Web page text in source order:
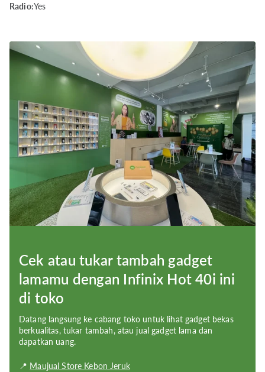
Radio:Yes
Charging: 18W wired
Battery Type:5000 mAh; non-removable
Speaker:
Video:1080p@30fps
Main Camera:Dual: 50 MP (wide) + QVGA
Selfie Camera Definition:8 MP; f/2.0; (wide)
Bluetooth:Bluetooth 5.0
Wi-Fi: Wi-Fi 802.11 a/b/g/n
Chip Options:Unisoc T606 (12 nm)
Memory: 4GB RAM
Storage Description: eMMC 5.1
Resolution: 720 x 1612 pixels (~267 ppi density)
Display Size: 6.6 inches
Cek atau tukar tambah gadget
lamamu dengan Infinix Hot 40i ini
di toko
Datang langsung ke cabang toko untuk lihat gadget bekas
berkualitas, tukar tambah, atau jual gadget lama dan
dapatkan uang.
📍 Maujual Store Kebon Jeruk